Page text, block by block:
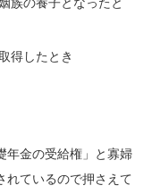
得したとき
年金の受給権」と寡婦
れているので押さえて